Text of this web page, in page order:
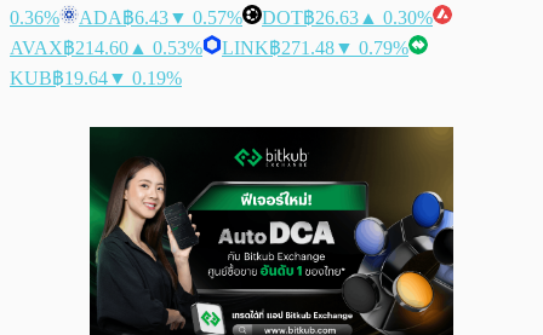
0.36%
ADA฿6.43▼ 0.57% DOT฿26.63 ▲ 0.30%
AVAX฿214.60 ▲ 0.53% LINK฿271.48▼ 0.79%
KUB฿19.64▼ 0.19%